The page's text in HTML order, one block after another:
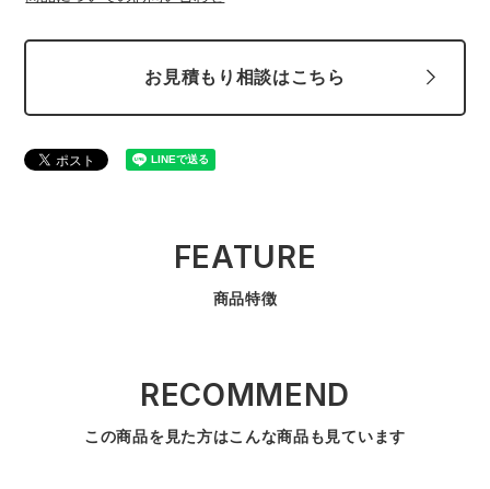
お見積もり相談はこちら
FEATURE
商品特徴
RECOMMEND
この商品を見た方はこんな商品も見ています